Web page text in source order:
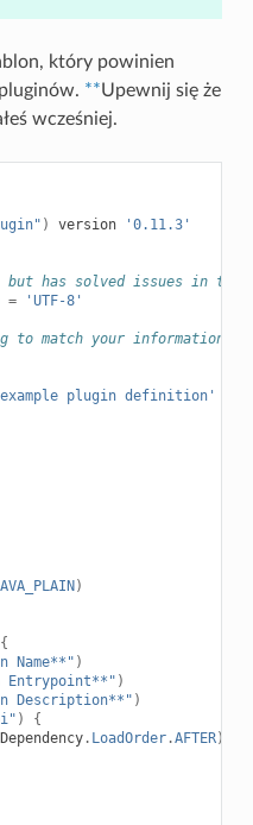
który powinien
**Upewnij się że
wcześniej.
) version
'0.11.3'
has solved issues in the
= 'UTF-8'
to match your information
plugin definition'
)
{
Name**" )
Entrypoint**" )
Description**" )
)
{
. LoadOrder.AFTER)